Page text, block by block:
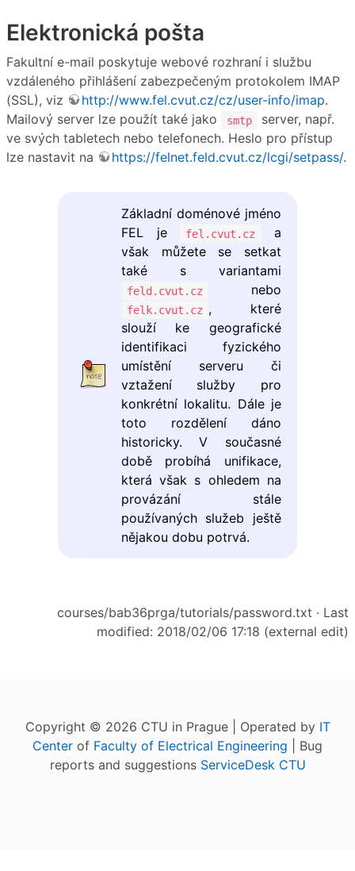
Elektronická pošta
Fakultní e-mail poskytuje webové rozhraní i službu
vzdáleného přihlášení zabezpečeným protokolem IMAP
(SSL), viz
http://www.fel.cvut.cz/cz/user-info/imap.
Mailový server lze použít také jako
smtp
server, např.
ve svých tabletech nebo telefonech. Heslo pro přístup
lze nastavit na
https://felnet.feld.cvut.cz/lcgi/setpass/.
Základní doménové jméno
FEL je
fel.cvut.cz
a
však můžete se setkat
také s variantami
feld.cvut.cz nebo
felk.cvut.cz , které
slouží ke geografické
identifikaci fyzického
umístění serveru či
vztažení služby pro
konkrétní lokalitu. Dále je
toto rozdělení dáno
historicky. V současné
době probíhá unifikace,
která však s ohledem na
provázání stále
používaných služeb ještě
nějakou dobu potrvá.
courses/bab36prga/tutorials/password.txt · Last
modified: 2018/02/06 17:18 (external edit)
Copyright © 2026 CTU in Prague | Operated by IT
Center of Faculty of Electrical Engineering | Bug
reports and suggestions ServiceDesk CTU